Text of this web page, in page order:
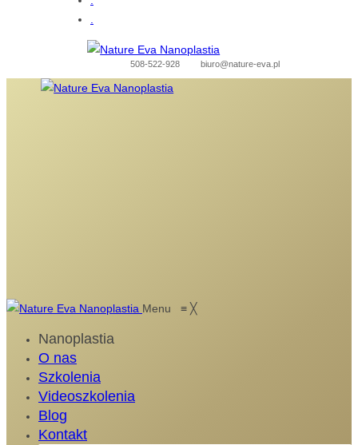
508-522-928 biuro@nature-eva.pl
Menu ≡ ╳
Nanoplastia
O nas
Szkolenia
Videoszkolenia
Blog
Kontakt